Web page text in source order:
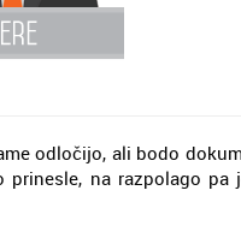
odločijo, ali bodo
prinesle, na razpolago